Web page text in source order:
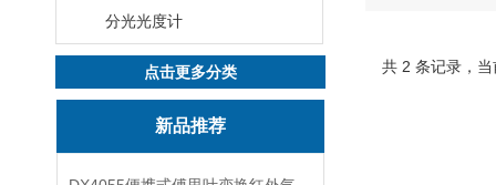
分光光度计
点击更多分类
新品推荐
共 2 条记录，